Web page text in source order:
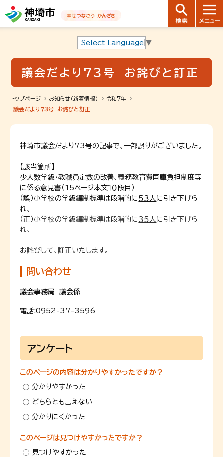
音声読み上げ用ナビゲーションです。
本文へ移動します
ページ最後（フッター）へ移動します
音声読み上げ用ナビゲーションはここまでです。
Select Language ▼
議会だより７３号 お詫びと訂正
トップページ お知らせ（新着情報）
令和7年
議会だより７３号 お詫びと訂正
神埼市議会だより73号の記事で、一部誤りがございました。
【該当箇所】
少人数学級・教職員定数の改善、義務教育費国庫負担制度等
に係る意見書（15ページ本文１０段目）
（誤）小学校の学級編制標準は段階的に ５３人 に引き下げら
れ、
（正）小学校の学級編制標準は段階的に ３５人 に引き下げら
れ、
お詫びして、訂正いたします。
問い合わせ
議会事務局 議会係
電話:0952-37-3596
アンケート
このページの内容は分かりやすかったですか？
分かりやすかった
どちらとも言えない
分かりにくかった
このページは見つけやすかったですか？
見つけやすかった